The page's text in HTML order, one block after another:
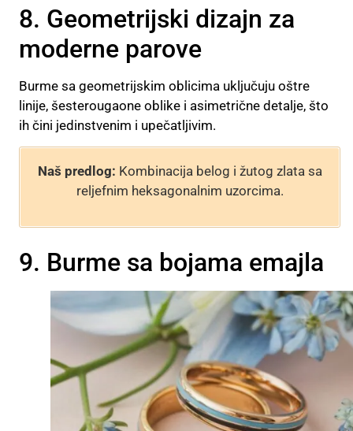
8. Geometrijski dizajn za
moderne parove
Burme sa geometrijskim oblicima uključuju oštre
linije, šesterougaone oblike i asimetrične detalje, što
ih čini jedinstvenim i upečatljivim.
Naš predlog: Kombinacija belog i žutog zlata sa
reljefnim heksagonalnim uzorcima.
9. Burme sa bojama emajla